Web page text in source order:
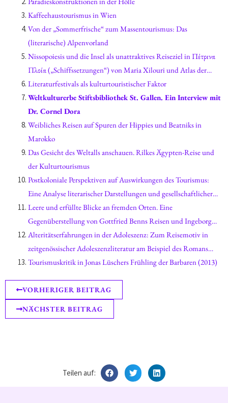
Kaffeehaustourismus in Wien
Von der „Sommerfrische“ zum Massentourismus: Das
(literarische) Alpenvorland
Nissopoiesis und die Insel als unattraktives Reiseziel in Πέτρινα
Πλοία („Schiffssetzungen“) von Maria Xilouri und Atlas der
abgelegenen Inseln von Judith Schalansky
Literaturfestivals als kulturtouristischer Faktor
Weltkulturerbe Stiftsbibliothek St. Gallen. Ein Interview mit
Dr. Cornel Dora
Weibliches Reisen auf Spuren der Hippies und Beatniks in
Marokko
Das Gesicht des Weltalls anschauen. Rilkes Ägypten-Reise und
der Kulturtourismus
Postkoloniale Perspektiven auf Auswirkungen des Tourismus:
Eine Analyse literarischer Darstellungen und gesellschaftlicher
Realitäten in Sibylle Bergs Reisereflexion Afrika für Feiglinge
Leere und erfüllte Blicke an fremden Orten. Eine
Gegenüberstellung von Gottfried Benns Reisen und Ingeborg
Bachmanns Das erstgeborene Land
Alteritätserfahrungen in der Adoleszenz: Zum Reisemotiv in
zeitgenössischer Adoleszenzliteratur am Beispiel des Romans
Tschick von Wolfgang Herrndorf
Tourismuskritik in Jonas Lüschers Frühling der Barbaren (2013)
VORHERIGER BEITRAG
NÄCHSTER BEITRAG
Teilen auf: